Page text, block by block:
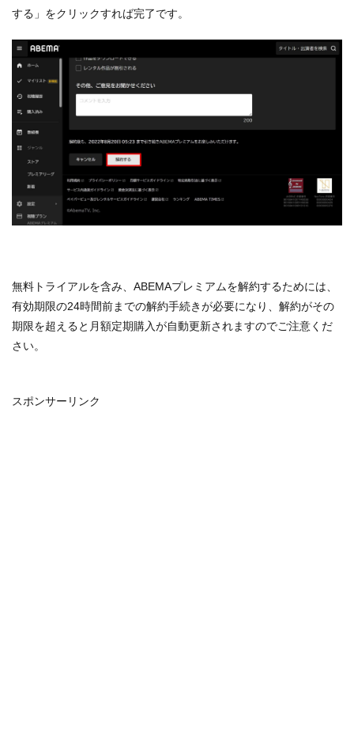
する」をクリックすれば完了です。
無料トライアルを含み、ABEMAプレミアムを解約するためには、
有効期限の24時間前までの解約手続きが必要になり、解約がその
期限を超えると月額定期購入が自動更新されますのでご注意くだ
さい。
スポンサーリンク